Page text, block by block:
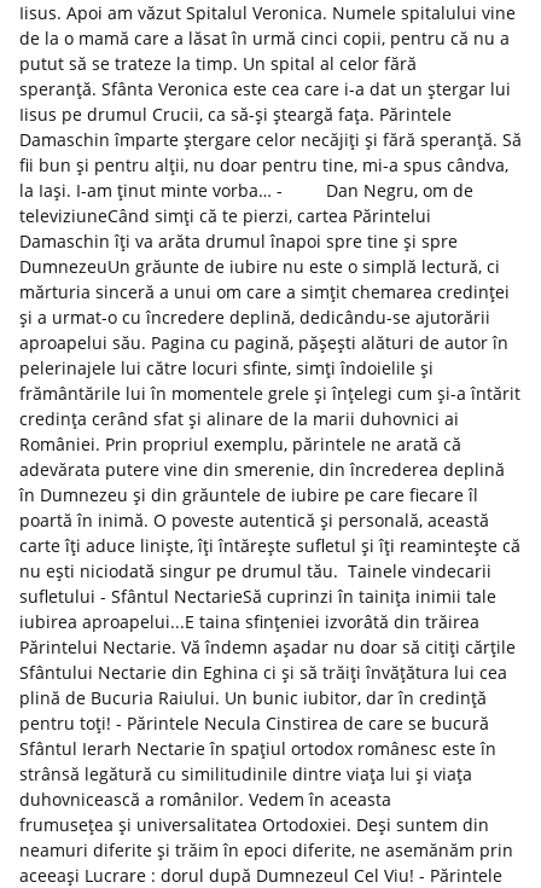
Iisus. Apoi am văzut Spitalul Veronica. Numele spitalului vine
de la o mamă care a lăsat în urmă cinci copii, pentru că nu a
putut să se trateze la timp. Un spital al celor fără
speranță. Sfânta Veronica este cea care i-a dat un ștergar lui
Iisus pe drumul Crucii, ca să-și șteargă fața. Părintele
Damaschin împarte ștergare celor necăjiți și fără speranță. Să
fii bun și pentru alții, nu doar pentru tine, mi-a spus cândva,
la Iași. I-am ținut minte vorba… - Dan Negru, om de
televiziuneCând simți că te pierzi, cartea Părintelui
Damaschin îți va arăta drumul înapoi spre tine și spre
DumnezeuUn grăunte de iubire nu este o simplă lectură, ci
mărturia sinceră a unui om care a simțit chemarea credinței
și a urmat-o cu încredere deplină, dedicându-se ajutorării
aproapelui său. Pagina cu pagină, pășești alături de autor în
pelerinajele lui către locuri sfinte, simți îndoielile și
frământările lui în momentele grele și înțelegi cum și-a întărit
credința cerând sfat și alinare de la marii duhovnici ai
României. Prin propriul exemplu, părintele ne arată că
adevărata putere vine din smerenie, din încrederea deplină
în Dumnezeu și din grăuntele de iubire pe care fiecare îl
poartă în inimă. O poveste autentică și personală, această
carte îți aduce liniște, îți întărește sufletul și îți reamintește că
nu ești niciodată singur pe drumul tău. Tainele vindecarii
sufletului - Sfântul NectarieSă cuprinzi în tainița inimii tale
iubirea aproapelui...E taina sfințeniei izvorâtă din trăirea
Părintelui Nectarie. Vă îndemn așadar nu doar să citiți cărțile
Sfântului Nectarie din Eghina ci și să trăiți învățătura lui cea
plină de Bucuria Raiului. Un bunic iubitor, dar în credință
pentru toți! - Părintele Necula Cinstirea de care se bucură
Sfântul Ierarh Nectarie în spațiul ortodox românesc este în
strânsă legătură cu similitudinile dintre viața lui și viața
duhovnicească a românilor. Vedem în aceasta
frumusețea și universalitatea Ortodoxiei. Deși suntem din
neamuri diferite și trăim în epoci diferite, ne asemănăm prin
aceeași Lucrare : dorul după Dumnezeul Cel Viu! - Părintele